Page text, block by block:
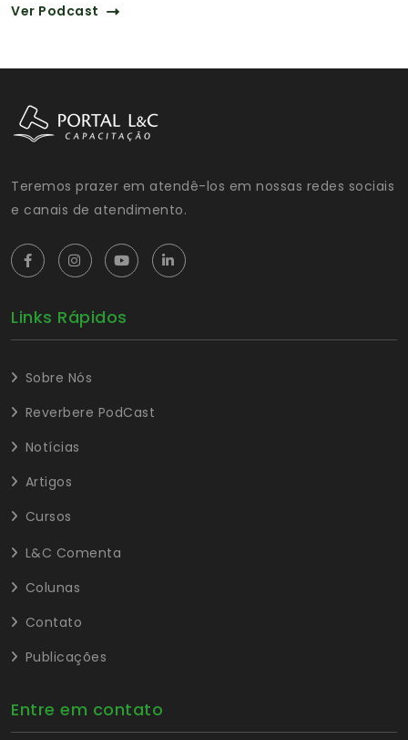
Ver Podcast
Teremos prazer em atendê-los em nossas redes sociais
e canais de atendimento.
Links Rápidos
Sobre Nós
Reverbere PodCast
Notícias
Artigos
Cursos
L&C Comenta
Colunas
Contato
Publicações
Entre em contato